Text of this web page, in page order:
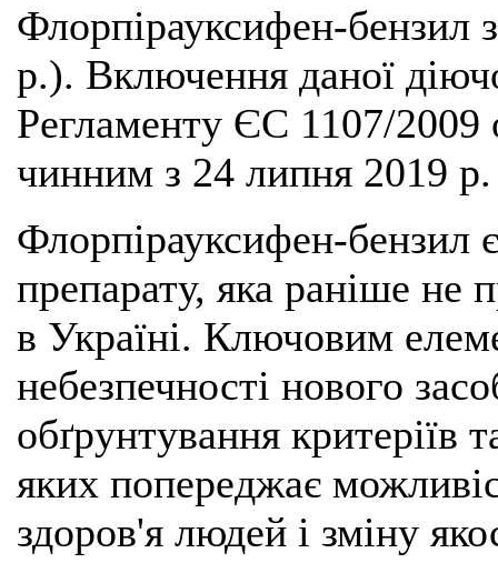
Флорпірауксифен-
р.). Включення даної
Регламенту ЄС 1107/2009
чинним з 24 липня 2019
Флорпірауксифен-
препарату, яка раніше не
в Україні. Ключовим
небезпечності нового
обґрунтування критеріїв
яких попереджає
здоров'я людей і зміну